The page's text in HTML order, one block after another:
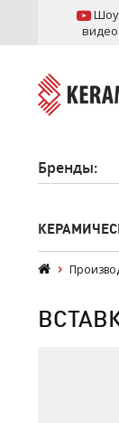
Бренды: